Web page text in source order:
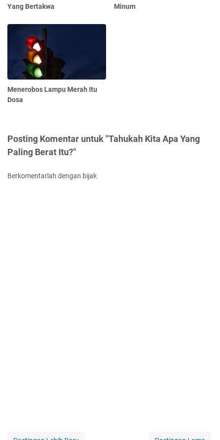
Yang Bertakwa
Minum
Menerobos Lampu Merah Itu
Dosa
Posting Komentar untuk "Tahukah Kita Apa Yang
Paling Berat Itu?"
Berkomentarlah dengan bijak